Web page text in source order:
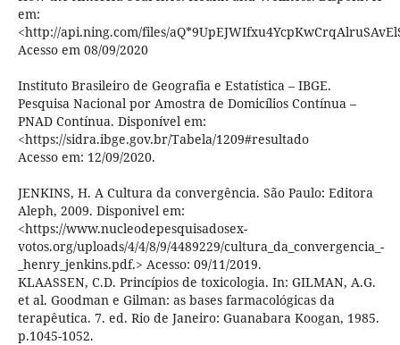
em:
<http://api.ning.com/files/
Acesso em 08/09/2020
Instituto Brasileiro de Geografia e Estatística – IBGE.
Pesquisa Nacional por Amostra de Domicílios Contínua –
PNAD Contínua. Disponível em:
<https://sidra.ibge.gov.br/Tabela/1209#resultado
Acesso em: 12/09/2020.
JENKINS, H. A Cultura da convergência. São Paulo: Editora
Aleph, 2009. Disponivel em:
<https://www.nucleodepesquisadosex-
votos.org/uploads/4/4/8/9/4489229/cultura_da_convergencia_-
_henry_jenkins.pdf.> Acesso: 09/11/2019.
KLAASSEN, C.D. Princípios de toxicologia. In: GILMAN, A.G.
et al. Goodman e Gilman: as bases farmacológicas da
terapêutica. 7. ed. Rio de Janeiro: Guanabara Koogan, 1985.
p.1045-1052.